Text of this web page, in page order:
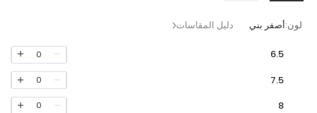
لون:أصفر بني دليل المقاسات
6.5
0
7.5
0
8
0